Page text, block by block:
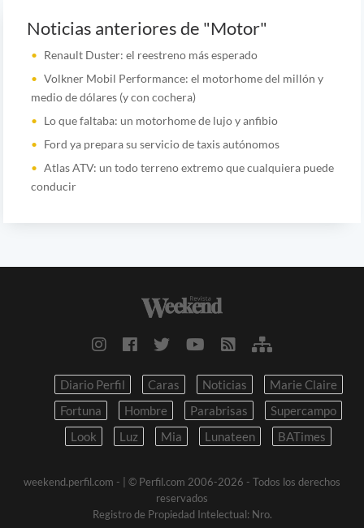
Noticias anteriores de "Motor"
Renault Duster: el reestreno más esperado
Volkner Mobil Performance: el motorhome del millón y
medio de dólares (y con cochera)
Lo que faltaba: un motorhome de lujo y anfibio
Ford ya prepara su servicio de taxis autónomos
Atlas ATV: un todo terreno extremo que cualquiera puede
conducir
Diario Perfil Caras Noticias
Marie Claire
Fortuna
Hombre Parabrisas
Supercampo
Look
Luz Mia Lunateen BATimes
weekend.perfil.com -
| © Perfil.com 2006-2026 - Todos los derechos
reservados
Registro de Propiedad Intelectual: Nro.